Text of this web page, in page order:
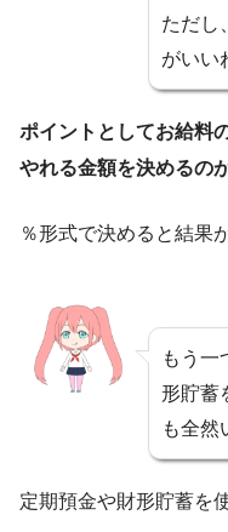
ただし
がいい
ポイントとしてお給料
やれる金額を決めるの
％形式で決めると結果
もう一
形貯蓄
も全然
定期預金や財形貯蓄を